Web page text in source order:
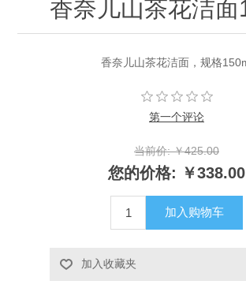
香奈儿山茶花洁面
香奈儿山茶花洁面，规格
第一个评论
当前价: ￥425.00
您的价格: ￥338.00
加入购物车
加入收藏夹